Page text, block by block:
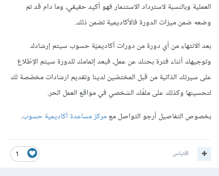
العملية وبالنسبة لاسترداد الاستثمار فهو أكيد حقيقي، وما دام قد تم
وضعه ضمن ميزات الدورة فالأكاديمية تضمن ذلك.
بعد الانتهاء من أي دورة من دورات أكاديميّة حسوب سيتم إرشادك
وتوجيهك أثناء فترة بحثك عن عمل، فبعد إتمامك للدورة سيتم الإطّلاع
على سيرتك الذاتية من قبل المختصّين لدينا وتقديم ارشادات مخصّصة لك
لتحسينها وكذلك على ملفّك الشخصي في مواقع العمل الحر.
بخصوص التفاصيل أرجو التواصل معمركز مساعدة أكاديمية حسوب.
1 اقتباس